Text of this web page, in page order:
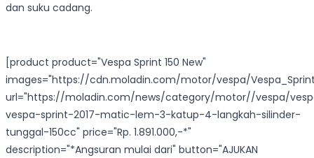
dan suku cadang.
[product product="Vespa Sprint 150 New"
images="https://cdn.moladin.com/motor/vespa/
url="https://moladin.com/news/category/motor//vespa/
vespa-sprint-2017-matic-lem-3-katup-4-langkah-silinder-
tunggal-150cc" price="Rp. 1.891.000,-*"
description="*Angsuran mulai dari" button="AJUKAN